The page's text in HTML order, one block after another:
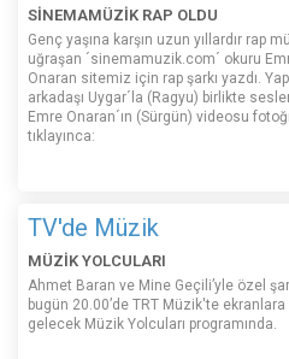
SİNEMAMÜZİK RAP OLDU
Genç yaşına karşın uzun yıllardır rap
uğraşan ´sinemamuzik.com´ okuru
Onaran sitemiz için rap şarkı yazdı.
arkadaşı Uygar´la (Ragyu) birlikte
Emre Onaran´ın (Sürgün) videosu
tıklayınca:
TV'de Müzik
MÜZİK YOLCULARI
Ahmet Baran ve Mine Geçili’yle özel
bugün 20.00’de TRT Müzik'te ekranlara
gelecek Müzik Yolcuları programında.